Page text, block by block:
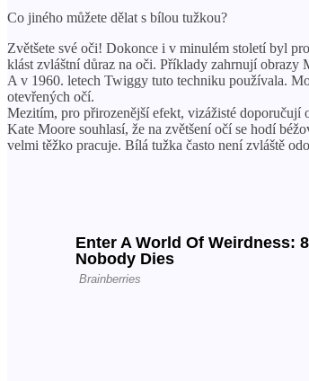
Co jiného můžete dělat s bílou tužkou?
Zvětšete své oči! Dokonce i v minulém století byl
klást zvláštní důraz na oči. Příklady zahrnují
A v 1960. letech Twiggy tuto techniku ​​používala.
otevřených očí.
Mezitím, pro přirozenější efekt, vizážisté doporučují
Kate Moore souhlasí, že na zvětšení očí se hodí
velmi těžko pracuje. Bílá tužka často není zvláště